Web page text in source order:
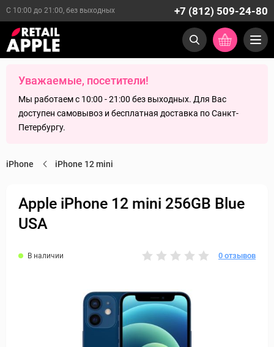
С 10:00 до 21:00, без выходных +7 (812) 509-24-80
Уважаемые, посетители!
Мы работаем с 10:00 - 21:00 без выходных. Для Вас
доступен самовывоз и бесплатная доставка по Санкт-
Петербургу.
iPhone iPhone 12 mini
Apple iPhone 12 mini 256GB Blue
USA
В наличии 0 отзывов